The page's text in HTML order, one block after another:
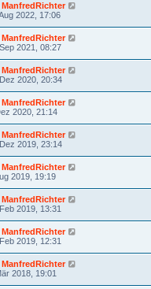
ManfredRichter
2022, 17:06
ManfredRichter
2021, 08:27
ManfredRichter
2020, 20:34
ManfredRichter
2020, 21:14
ManfredRichter
2019, 23:14
ManfredRichter
2019, 19:19
ManfredRichter
2019, 13:31
ManfredRichter
2019, 12:31
ManfredRichter
2018, 19:01